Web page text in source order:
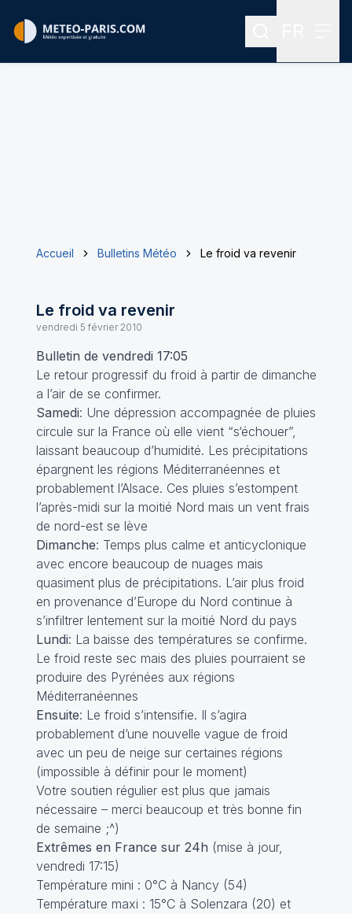
Rechercher
Accueil Bulletins Météo Le froid va revenir
Le froid va revenir
vendredi 5 février 2010
Bulletin de vendredi 17:05
Le retour progressif du froid à partir de dimanche
a l’air de se confirmer.
Samedi: Une dépression accompagnée de pluies
circule sur la France où elle vient “s‘échouer”,
laissant beaucoup d’humidité. Les précipitations
épargnent les régions Méditerranéennes et
probablement l’Alsace. Ces pluies s’estompent
l’après-midi sur la moitié Nord mais un vent frais
de nord-est se lève
Dimanche: Temps plus calme et anticyclonique
avec encore beaucoup de nuages mais
quasiment plus de précipitations. L’air plus froid
en provenance d’Europe du Nord continue à
s’infiltrer lentement sur la moitié Nord du pays
Lundi: La baisse des températures se confirme.
Le froid reste sec mais des pluies pourraient se
produire des Pyrénées aux régions
Méditerranéennes
Ensuite: Le froid s’intensifie. Il s’agira
probablement d’une nouvelle vague de froid
avec un peu de neige sur certaines régions
(impossible à définir pour le moment)
Votre soutien régulierest plus que jamais
nécessaire – merci beaucoup et très bonne fin
de semaine ;^)
Extrêmes en France sur 24h (mise à jour,
vendredi 17:15)
Température mini : 0°C à Nancy (54)
Température maxi : 15°C à Solenzara (20) et